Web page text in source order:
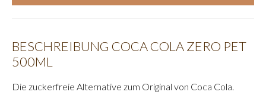
BESCHREIBUNG COCA COLA ZERO PET
500ML
Die zuckerfreie Alternative zum Original von Coca Cola.